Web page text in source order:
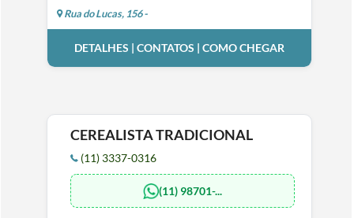
Rua do Lucas, 156 -
DETALHES | CONTATOS | COMO CHEGAR
CEREALISTA TRADICIONAL
(11) 3337-0316
(11) 98701-...